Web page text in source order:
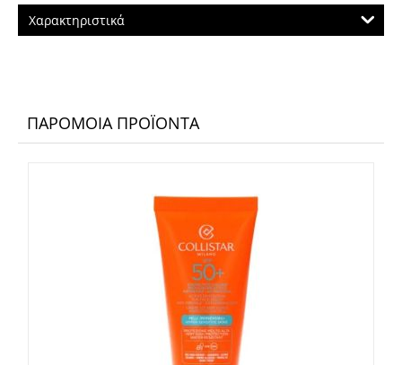
Χαρακτηριστικά
ΠΑΡΌΜΟΙΑ ΠΡΟΪΌΝΤΑ